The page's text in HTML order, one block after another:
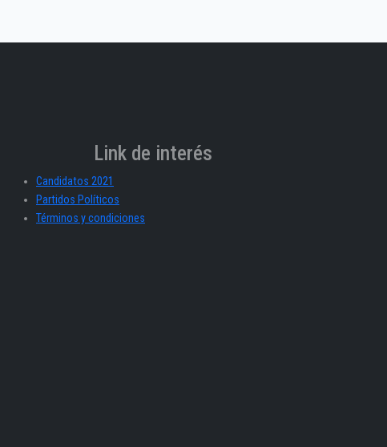
Link de interés
Candidatos 2021
Partidos Políticos
Términos y condiciones